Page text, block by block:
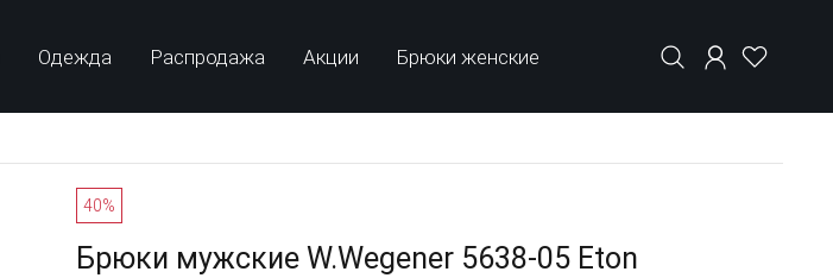
Одежда Распродажа Акции Брюки женские
40%
Брюки мужские W.Wegener 5638-05 Eton